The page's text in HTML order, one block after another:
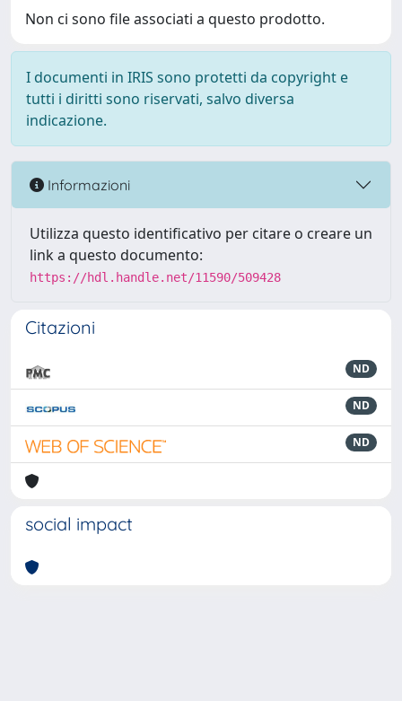
Non ci sono file associati a questo prodotto.
I documenti in IRIS sono protetti da copyright e
tutti i diritti sono riservati, salvo diversa
indicazione.
Informazioni
Utilizza questo identificativo per citare o creare un
link a questo documento:
https://hdl.handle.net/11590/509428
Citazioni
ND
ND
ND
social impact